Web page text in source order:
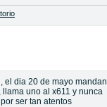
el dia 20 de mayo mandan
uno al x611 y nunca
ser tan atentos